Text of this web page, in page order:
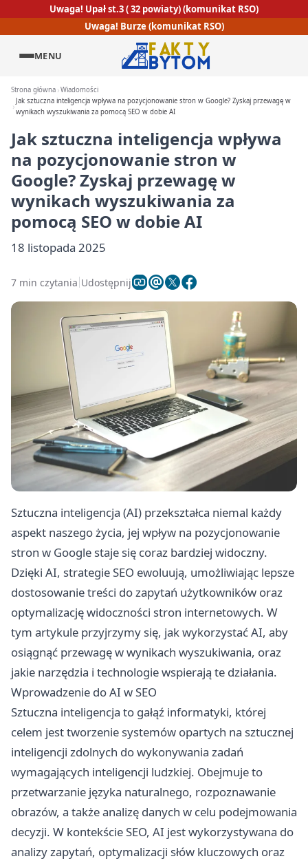
Uwaga! Upał st.3 ( 32 powiaty) (komunikat RSO)
Uwaga! Burze (komunikat RSO)
MENU
Strona główna Wiadomości
Jak sztuczna inteligencja wpływa na pozycjonowanie stron w Google? Zyskaj przewagę w
wynikach wyszukiwania za pomocą SEO w dobie AI
Jak sztuczna inteligencja wpływa
na pozycjonowanie stron w
Google? Zyskaj przewagę w
wynikach wyszukiwania za
pomocą SEO w dobie AI
18 listopada 2025
7 min czytania Udostępnij
Sztuczna inteligencja (AI) przekształca niemal każdy
aspekt naszego życia, jej wpływ na pozycjonowanie
stron w Google staje się coraz bardziej widoczny.
Dzięki AI, strategie SEO ewoluują, umożliwiając lepsze
dostosowanie treści do zapytań użytkowników oraz
optymalizację widoczności stron internetowych. W
tym artykule przyjrzymy się, jak wykorzystać AI, aby
osiągnąć przewagę w wynikach wyszukiwania, oraz
jakie narzędzia i technologie wspierają te działania.
Wprowadzenie do AI w SEO
Sztuczna inteligencja to gałąź informatyki, której
celem jest tworzenie systemów opartych na sztucznej
inteligencji zdolnych do wykonywania zadań
wymagających inteligencji ludzkiej. Obejmuje to
przetwarzanie języka naturalnego, rozpoznawanie
obrazów, a także analizę danych w celu podejmowania
decyzji. W kontekście SEO, AI jest wykorzystywana do
analizy zapytań, optymalizacji słów kluczowych oraz